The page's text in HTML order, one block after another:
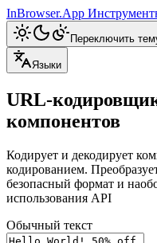
InBrowser.App
Переключить
Языки
URL-
компонентов
Кодирует и декодирует
кодированием.
безопасный формат и
использования API
Обычный текст